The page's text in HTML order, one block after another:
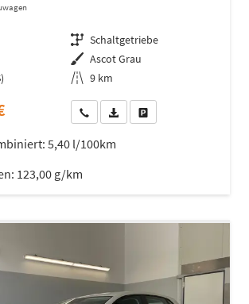
Getriebe Schaltgetriebe
Außenfarbe Ascot Grau
Kilometerstand 9 km
Wir rufen Sie anFahrzeugexposé (PDF)
5,40 l/100km
123,00 g/km